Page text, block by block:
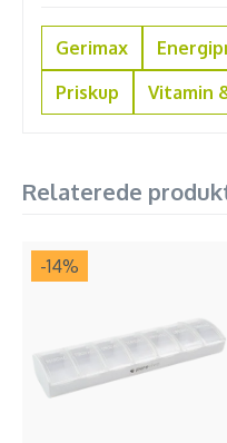
Gerimax
Priskup
Vitamin
Relaterede
-14%